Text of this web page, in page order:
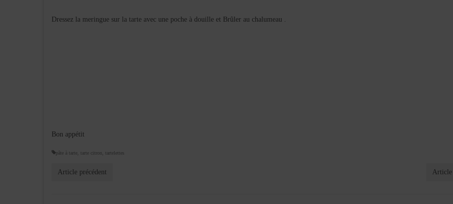
Dressez la meringue sur la tarte avec une poche à douille et Brûler au chalumeau .
Bon appétit
pâte à tarte, tarte citron, tartelettes
Article précédent Article